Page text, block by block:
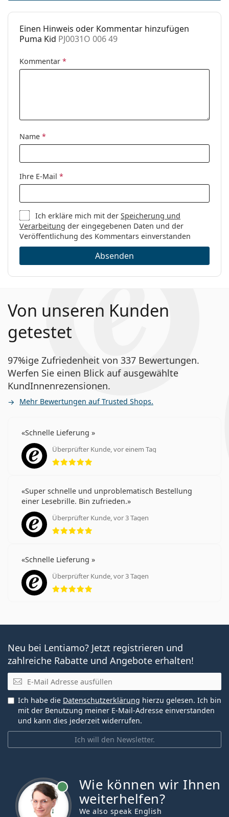
benötigen.
die Anleitung.
Accessories
Reinigungstuch: Ja
Kategorie:
Brillen
Marke:
Einen Hinweis oder Kommentar hinzufügen
Puma Kid PJ0031O 006 49
Kommentar *
Name *
Ihre E-Mail *
Ich erkläre mich mit derSpeicherung und
Verarbeitung der eingegebenen Daten und der
Veröffentlichung des Kommentars einverstanden
Absenden
Von unseren Kunden
getestet
97%ige Zufriedenheit von 337 Bewertungen.
Werfen Sie einen Blick auf ausgewählte
KundInnenrezensionen.
Mehr Bewertungen auf Trusted Shops.
Schnelle Lieferung
Überprüfter Kunde, vor einem Tag
Bewertung 5 aus 5
Super schnelle und unproblematisch Bestellung
einer Lesebrille. Bin zufrieden.
Überprüfter Kunde, vor 3 Tagen
Bewertung 5 aus 5
Schnelle Lieferung
Überprüfter Kunde, vor 3 Tagen
Bewertung 5 aus 5
Neu bei Lentiamo? Jetzt registrieren und
zahlreiche Rabatte und Angebote erhalten!
E-Mail
Ich will den Newsletter.
Ich habe die Datenschutzerklärung hierzu gelesen. Ich bin
mit der Benutzung meiner E-Mail-Adresse einverstanden
und kann dies jederzeit widerrufen.
Wie können wir Ihnen
weiterhelfen?
We also speak English